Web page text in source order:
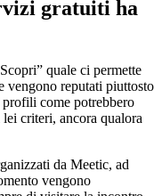
gratuiti ha
quale ci permette
vengono reputati piuttosto
come potrebbero
criteri, ancora qualora
da Meetic, ad
vengono